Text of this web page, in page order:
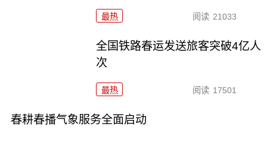
最热 阅读 21033
全国铁路春运发送旅客突破4亿人
次
最热 阅读 17501
春耕春播气象服务全面启动